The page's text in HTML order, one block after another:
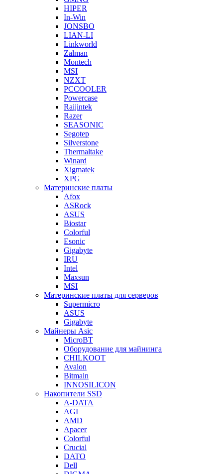
HIPER
In-Win
JONSBO
LIAN-LI
Linkworld
Zalman
Montech
MSI
NZXT
PCCOOLER
Powercase
Raijintek
Razer
SEASONIC
Segotep
Silverstone
Thermaltake
Winard
Xigmatek
XPG
Материнские платы
Afox
ASRock
ASUS
Biostar
Colorful
Esonic
Gigabyte
IRU
Intel
Maxsun
MSI
Материнские платы для серверов
Supermicro
ASUS
Gigabyte
Майнеры Asic
MicroBT
Оборудование для майнинга
CHILKOOT
Avalon
Bitmain
INNOSILICON
Накопители SSD
A-DATA
AGI
AMD
Apacer
Colorful
Crucial
DATO
Dell